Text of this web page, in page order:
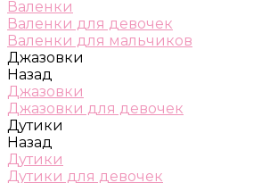
Валенки
Валенки для девочек
Валенки для мальчиков
Джазовки
Назад
Джазовки
Джазовки для девочек
Дутики
Назад
Дутики
Дутики для девочек